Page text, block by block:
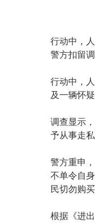
行动中，
警方扣留调
行动中，
及一辆怀
调查显示
予从事走
警方重申
不单令自
民切勿购
根据《进